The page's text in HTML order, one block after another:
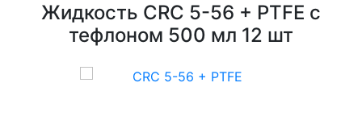
Жидкость CRC 5-56 + PTFE с
тефлоном 500 мл 12 шт